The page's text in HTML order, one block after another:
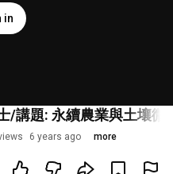
in
/講題: 永續農業與土壤微
6 years ago more